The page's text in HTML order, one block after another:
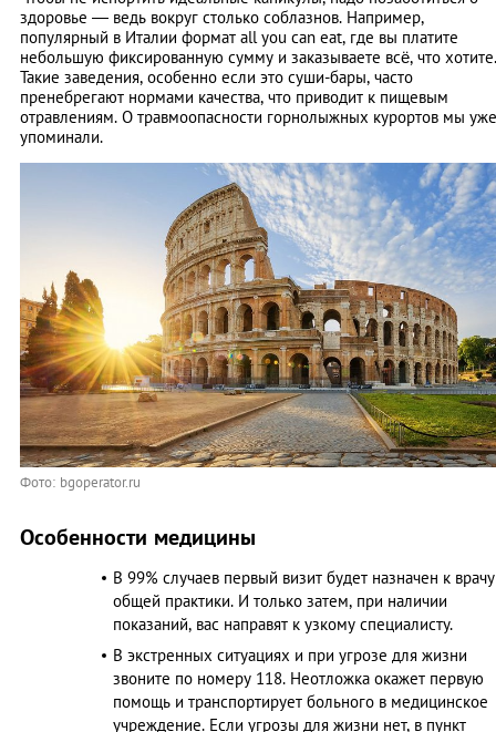
здоровье — ведь вокруг столько соблазнов. Например,
популярный в Италии формат all you can eat, где вы платите
небольшую фиксированную сумму и заказываете всё, что хотите.
Такие заведения, особенно если это суши-бары, часто
пренебрегают нормами качества, что приводит к пищевым
отравлениям. О травмоопасности горнолыжных курортов мы уже
упоминали.
Фото: bgoperator.ru
Особенности медицины
В 99% случаев первый визит будет назначен к врачу
общей практики. И только затем, при наличии
показаний, вас направят к узкому специалисту.
В экстренных ситуациях и при угрозе для жизни
звоните по номеру 118. Неотложка окажет первую
помощь и транспортирует больного в медицинское
учреждение. Если угрозы для жизни нет, в пункт